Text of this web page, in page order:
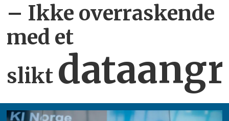
– Ikke overraskende
med et
slikt